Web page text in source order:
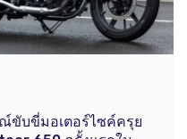
ขับขี่มอเตอร์ไซค์ครุย